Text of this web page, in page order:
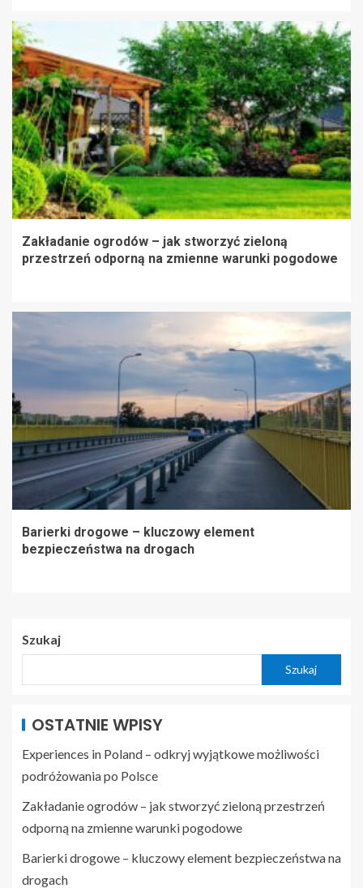
Zakładanie ogrodów – jak stworzyć zieloną
przestrzeń odporną na zmienne warunki pogodowe
Barierki drogowe – kluczowy element
bezpieczeństwa na drogach
Szukaj
Szukaj
OSTATNIE WPISY
Experiences in Poland – odkryj wyjątkowe możliwości
podróżowania po Polsce
Zakładanie ogrodów – jak stworzyć zieloną przestrzeń
odporną na zmienne warunki pogodowe
Barierki drogowe – kluczowy element bezpieczeństwa na
drogach